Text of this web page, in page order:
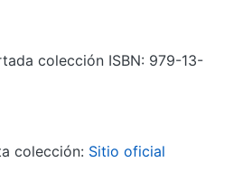
colección ISBN: 979-13-
colección: Sitio oficial